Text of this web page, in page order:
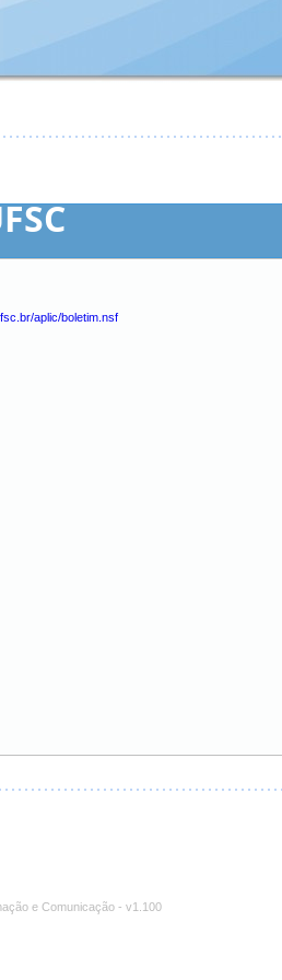
aplic/boletim.nsf
e Comunicação- v1.100